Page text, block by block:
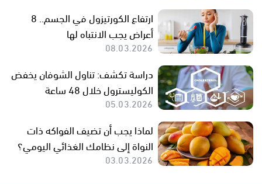
ارتفاع الكورتيزول في الجسم.. 8
أعراض يجب الانتباه لها
08.03.2026
دراسة تكشف: تناول الشوفان يخفض
الكوليسترول خلال 48 ساعة
05.03.2026
لماذا يجب أن تضيف الفواكه ذات
النواة إلى نظامك الغذائي اليومي؟
03.03.2026